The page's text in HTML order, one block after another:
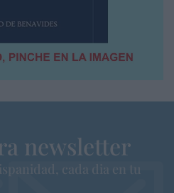
newsletter
cada dia en tu